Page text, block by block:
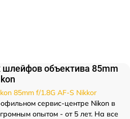
объектива 85mm
85mm f/1.8G AF-S Nikkor
сервис-центре Nikon в
опытом - от 5 лет. На все